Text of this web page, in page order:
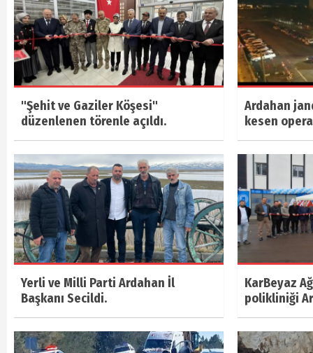
"Şehit ve Gaziler Köşesi"
düzenlenen törenle açıldı.
Ardahan
kesen
Yerli ve Milli Parti Ardahan İl
Başkanı Secildi.
KarBeyaz
polikliniği